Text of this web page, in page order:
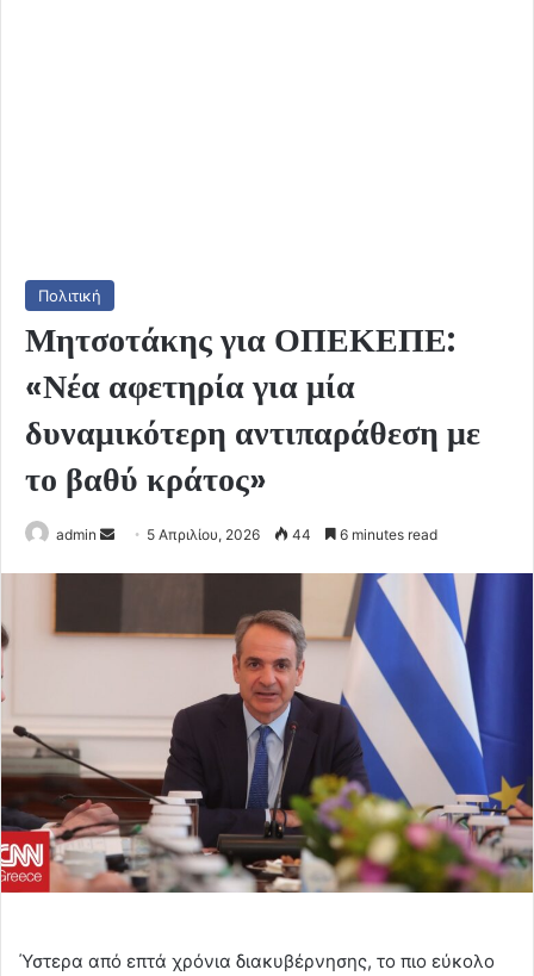
Πολιτική
Μητσοτάκης για ΟΠΕΚΕΠΕ:
«Νέα αφετηρία για μία
δυναμικότερη αντιπαράθεση με
το βαθύ κράτος»
admin
Send 5 Απριλίου, 2026 44 6 minutes read
Ύστερα από επτά χρόνια διακυβέρνησης, το πιο εύκολο